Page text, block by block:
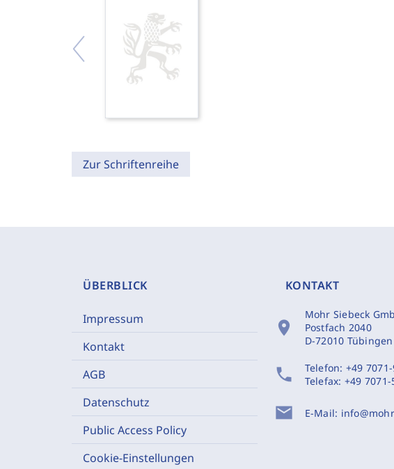
Zur Schriftenreihe
ÜBERBLICK
Impressum
Kontakt
AGB
Datenschutz
Public Access Policy
Cookie-Einstellungen
KONTAKT
location_on
Mohr Siebeck
Postfach 2040
D-72010 Tübingen
phone Telefon: +49
Telefax: +49 7071-
mail E-Mail: